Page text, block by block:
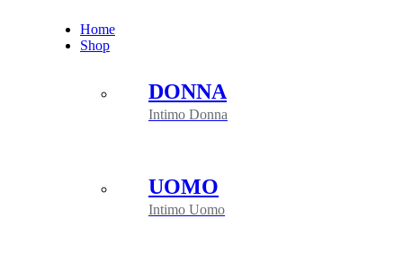
Home
Shop
DONNA
Intimo Donna
UOMO
Intimo Uomo